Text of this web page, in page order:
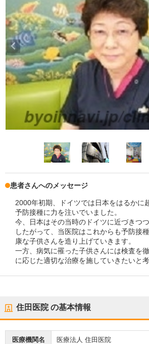
患者さんへのメッセージ
2000年初期、ドイツでは日本をはるかに
予防接種に力を注いでいました。
今、日本はその当時のドイツに近づきつつ
したがって、当医院はこれからも予防接
康な子供さんを造り上げていきます。
一方、病気に罹った子供さんには検査を
に応じた適切な治療を施していきたいと考
住田医院の基本情報
医療機関名 医療法人 住田医院